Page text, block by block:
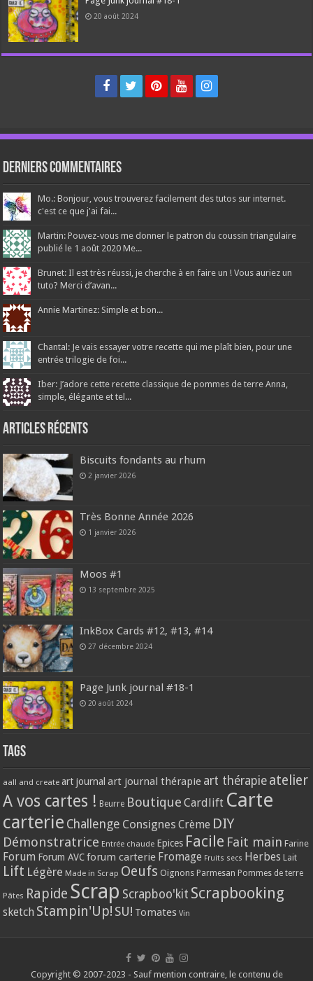
20 août 2024
Derniers Commentaires
Mo.: Bonjour, vous trouverez facilement des tutos sur internet.
c'est ce que j'ai fai...
Martin: Pouvez-vous me donner le patron du coussin triangulaire
publié le 1 août 2020 Me...
Brunet: Il est très réussi, je cherche à en faire un ! Vous auriez un
tuto? Merci d’avan...
Annie Martinez: Simple et bon...
Chantal: Je vais essayer votre recette qui me plaît bien, pour une
entrée trilogie de foi...
Iber: J’adore cette recette classique de pommes de terre Anna,
simple, élégante et tel...
Articles récents
Biscuits fondants au rhum
2 janvier 2026
Très Bonne Année 2026
1 janvier 2026
Moos #1
13 septembre 2025
InkBox Cards #12, #13, #14
27 décembre 2024
Page Junk journal #18-1
20 août 2024
Tags
aall and create art journal art journal thérapie art thérapie atelier
A vos cartes ! Beurre Boutique Cardlift Carte
carterie Challenge Consignes Crème DIY
Démonstratrice Entrée chaude Epices Facile Fait main Farine
Forum Forum AVC forum carterie Fromage Fruits secs Herbes Lait
Lift Légère Made in Scrap Oeufs Oignons Parmesan Pommes de terre
Pâtes Rapide Scrap Scrapboo'kit Scrapbooking
sketch Stampin'Up! SU! Tomates Vin
Copyright © 2007-2023 - Sauf mention contraire, le contenu de